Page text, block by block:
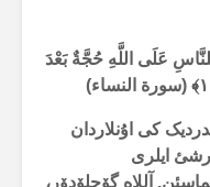
عَلَى اللَّهِ حُجَّةٌ بَعْدَ
کی اۇنلاردان
ایلری
آللاە گۆچلۆدۆر،